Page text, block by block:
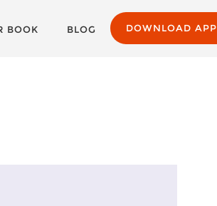
BOOK BLOG DOWNLOAD APP